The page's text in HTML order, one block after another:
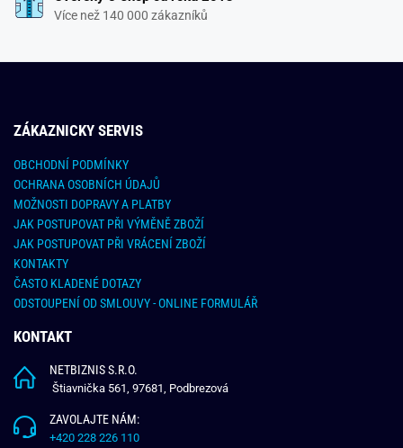
Více než 140 000 zákazníků
ZÁKAZNICKY SERVIS
OBCHODNÍ PODMÍNKY
OCHRANA OSOBNÍCH ÚDAJŮ
MOŽNOSTI DOPRAVY A PLATBY
JAK POSTUPOVAT PŘI VÝMĚNĚ ZBOŽÍ
JAK POSTUPOVAT PŘI VRÁCENÍ ZBOŽÍ
KONTAKTY
ČASTO KLADENÉ DOTAZY
ODSTOUPENÍ OD SMLOUVY - ONLINE FORMULÁŘ
KONTAKT
NETBIZNIS S.R.O.
Štiavnička 561, 97681, Podbrezová
ZAVOLAJTE NÁM:
+420 228 226 110